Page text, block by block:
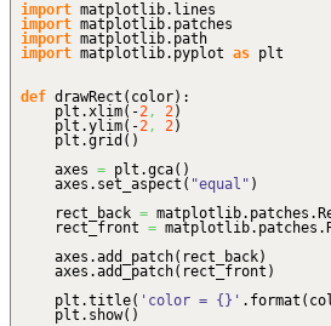
import matplotlib. lines
import matplotlib. patches
import matplotlib. path
import matplotlib. pyplot as plt
def drawRect ( color) :
plt.xlim( -2, 2)
plt.ylim( -2, 2)
plt.grid ( )
axes = plt.gca( )
axes. set_aspect ( "equal" )
rect_back = matplotlib. patches .
rect_front = matplotlib. patches .
axes.add_patch( rect_back)
axes.add_patch( rect_front )
plt.title( 'color = {}' . format (
plt. show( )